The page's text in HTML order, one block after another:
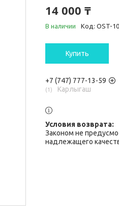
14 000 ₸
В наличии Код: OST-
Купить
+7 (747) 777-13-59
1 Карлыгаш
Законом не
надлежащего